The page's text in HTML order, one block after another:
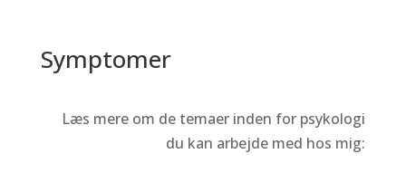
Symptomer
Læs mere om de temaer inden for psykologi
du kan arbejde med hos mig: